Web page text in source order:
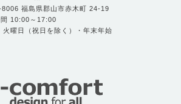
福島県郡山市赤木町 24-19
10:00～17:00
火曜日（祝日を除く）・年末年始